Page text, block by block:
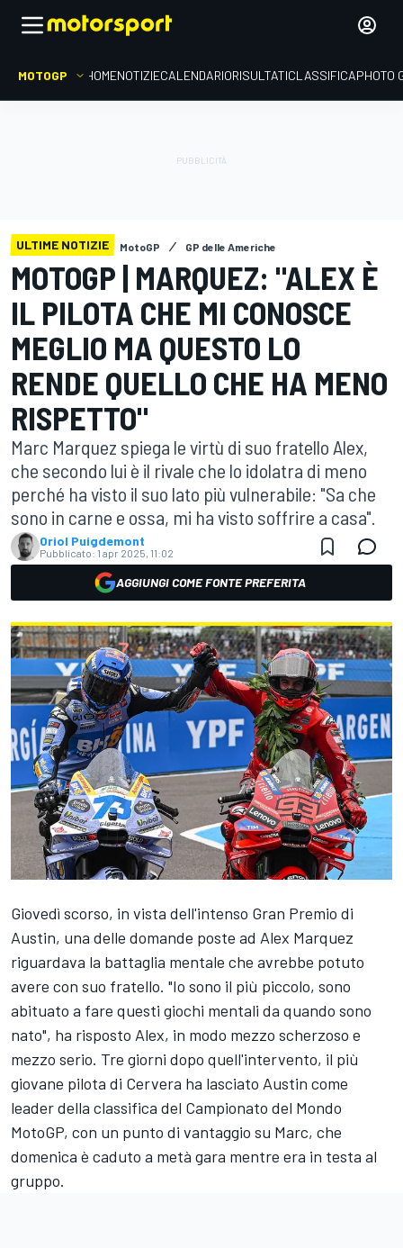
MOTOGP HOMENOTIZIECALENDARIORISULTATICLASSIFICAPHOTO
ULTIME NOTIZIE MotoGP GP delle Americhe
MOTOGP | MARQUEZ: "ALEX È
IL PILOTA CHE MI CONOSCE
MEGLIO MA QUESTO LO
RENDE QUELLO CHE HA MENO
RISPETTO"
Marc Marquez spiega le virtù di suo fratello Alex,
che secondo lui è il rivale che lo idolatra di meno
perché ha visto il suo lato più vulnerabile: "Sa che
sono in carne e ossa, mi ha visto soffrire a casa".
Oriol Puigdemont
Pubblicato: 1 apr 2025, 11:02
AGGIUNGI COME FONTE PREFERITA
Giovedì scorso, in vista dell'intenso Gran Premio di
Austin, una delle domande poste ad Alex Marquez
riguardava la battaglia mentale che avrebbe potuto
avere con suo fratello. "Io sono il più piccolo, sono
abituato a fare questi giochi mentali da quando sono
nato", ha risposto Alex, in modo mezzo scherzoso e
mezzo serio. Tre giorni dopo quell'intervento, il più
giovane pilota di Cervera ha lasciato Austin come
leader della classifica del Campionato del Mondo
MotoGP, con un punto di vantaggio su Marc, che
domenica è caduto a metà gara mentre era in testa al
gruppo.